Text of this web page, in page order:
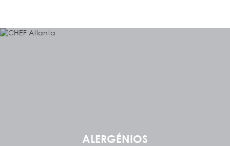
ALERGÉNIOS